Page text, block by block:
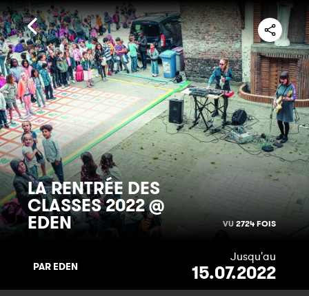
LA RENTRÉE DES
CLASSES 2022 @
EDEN VU 2724 FOIS
PAR EDEN
Jusqu'au
15.07.2022